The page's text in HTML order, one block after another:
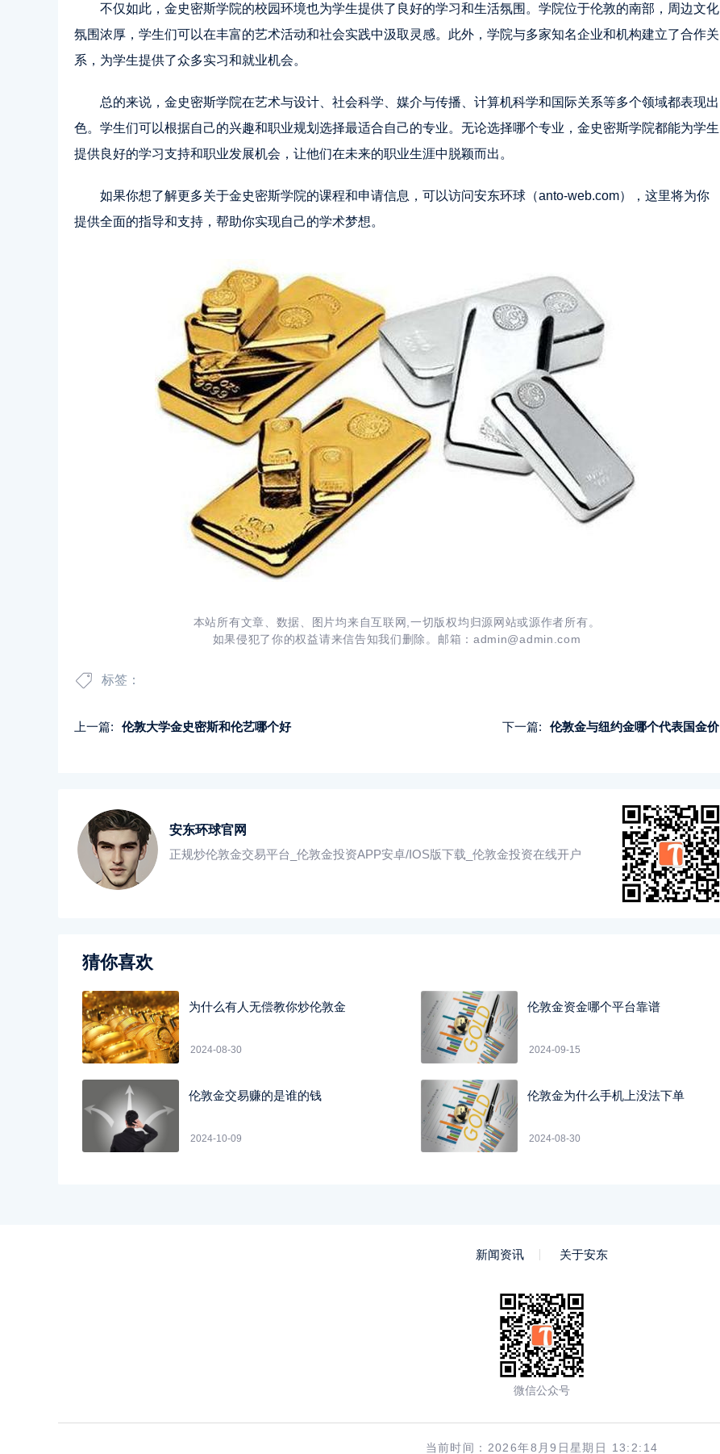
不仅如此，金史密斯学院的校园环境也为学生提供了良好的学习和生活氛围。学院位于伦敦的南部，周边文化
氛围浓厚，学生们可以在丰富的艺术活动和社会实践中汲取灵感。此外，学院与多家知名企业和机构建立了合作关
系，为学生提供了众多实习和就业机会。
总的来说，金史密斯学院在艺术与设计、社会科学、媒介与传播、计算机科学和国际关系等多个领域都表现出
色。学生们可以根据自己的兴趣和职业规划选择最适合自己的专业。无论选择哪个专业，金史密斯学院都能为学生
提供良好的学习支持和职业发展机会，让他们在未来的职业生涯中脱颖而出。
如果你想了解更多关于金史密斯学院的课程和申请信息，可以访问安东环球（anto-web.com），这里将为你
提供全面的指导和支持，帮助你实现自己的学术梦想。
本站所有文章、数据、图片均来自互联网,一切版权均归源网站或源作者所有。
如果侵犯了你的权益请来信告知我们删除。邮箱：admin@admin.com
标签：
上一篇: 伦敦大学金史密斯和伦艺哪个好 下一篇: 伦敦金与纽约金哪个代表国金价
安东环球官网
正规炒伦敦金交易平台_伦敦金投资APP安卓/IOS版下载_伦敦金投资在线开户
猜你喜欢
为什么有人无偿教你炒伦敦金
2024-08-30
伦敦金资金哪个平台靠谱
2024-09-15
伦敦金交易赚的是谁的钱
2024-10-09
伦敦金为什么手机上没法下单
2024-08-30
新闻资讯 关于安东
微信公众号
当前时间：2026年8月9日星期日 13:2:15